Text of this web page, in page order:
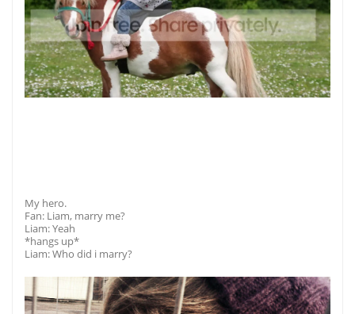
My hero.
Fan: Liam, marry me?
Liam: Yeah
*hangs up*
Liam: Who did i marry?